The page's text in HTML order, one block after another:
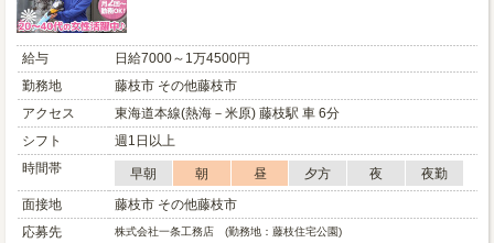
給与
日給7000～1万4500円
勤務地
藤枝市 その他藤枝市
アクセス
東海道本線(熱海－米原) 藤枝駅 車 6分
シフト
週1日以上
時間帯
早朝 朝 昼 夕方 夜
夜勤
面接地
藤枝市 その他藤枝市
応募先
株式会社一条工務店 (勤務地：藤枝住宅公園)